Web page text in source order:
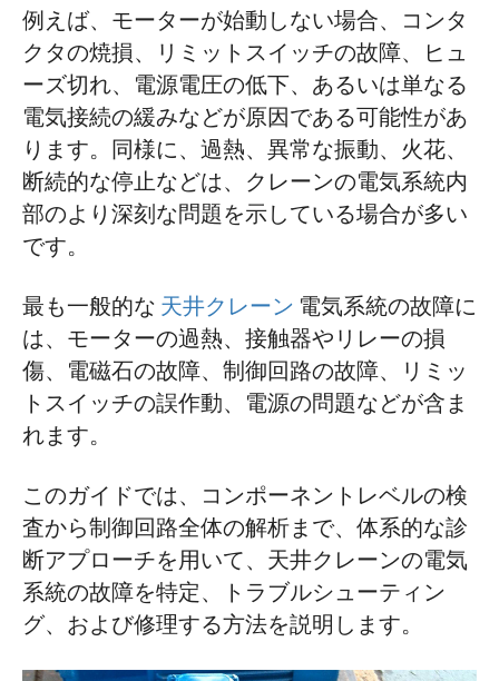
ブログ
ニュース
アプリケーション
会社概要
お問い合わせ
パート2：制御回路システムの故障
1. 保護ボックスのナイフスイッチが閉じて
いる → 制御回路のヒューズが切れる
2. コントローラ作動時に過電流リレーがト
リップする
3. メインコンタクタが作動 → 入力ライン
4. コントローラーは作動しているがモー
ターが回転しない
5. コントローラー作動中 → モーターは一
方向にのみ回転します
6. リミットスイッチ作動 → メインコンタ
7. コントローラーがオフに戻る → メイン
コンタクタが解放されない
8. 操作中にコントローラーのハンドルが
詰まった
例えば、モーターが始動しない場合、コンタ
クタの焼損、リミットスイッチの故障、ヒュ
ーズ切れ、電源電圧の低下、あるいは単なる
電気接続の緩みなどが原因である可能性があ
ります。同様に、過熱、異常な振動、火花、
断続的な停止などは、クレーンの電気系統内
部のより深刻な問題を示している場合が多い
です。
最も一般的な天井クレーン 電気系統の故障に
は、モーターの過熱、接触器やリレーの損
傷、電磁石の故障、制御回路の故障、リミッ
トスイッチの誤作動、電源の問題などが含ま
れます。
このガイドでは、コンポーネントレベルの検
査から制御回路全体の解析まで、体系的な診
断アプローチを用いて、天井クレーンの電気
系統の故障を特定、トラブルシューティン
グ、および修理する方法を説明します。